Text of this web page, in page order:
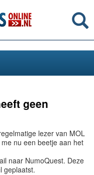
geen
lezer van MOL
nu een beetje aan het
naar NumoQuest. Deze
geplaatst.